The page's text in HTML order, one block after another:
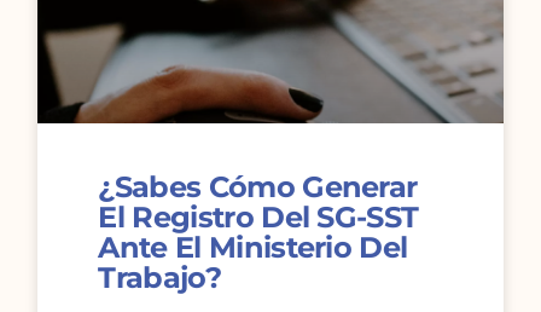
¿Sabes Cómo Generar
El Registro Del SG-SST
Ante El Ministerio Del
Trabajo?